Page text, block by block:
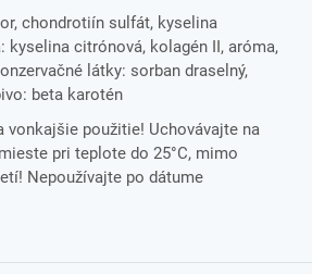
chondrotiín sulfát, kyselina
kyselina citrónová, kolagén II, aróma,
látky: sorban draselný,
beta karotén
vonkajšie použitie! Uchovávajte na
pri teplote do 25°C, mimo
Nepoužívajte po dátume